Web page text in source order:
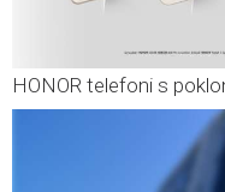
HONOR telefoni s